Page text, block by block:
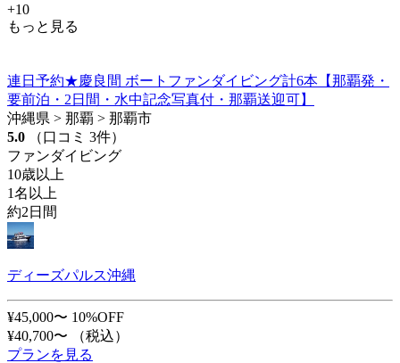
+10
もっと見る
連日予約★慶良間 ボートファンダイビング計6本【那覇発・
要前泊・2日間・水中記念写真付・那覇送迎可】
沖縄県 > 那覇 > 那覇市
5.0
（口コミ 3件）
ファンダイビング
10歳以上
1名以上
約2日間
ディーズパルス沖縄
¥45,000〜 10%OFF
¥40,700〜
（税込）
プランを見る